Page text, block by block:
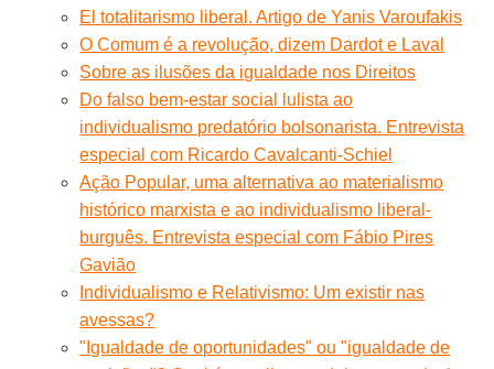
El totalitarismo liberal. Artigo de Yanis Varoufakis
O Comum é a revolução, dizem Dardot e Laval
Sobre as ilusões da igualdade nos Direitos
Do falso bem-estar social lulista ao
individualismo predatório bolsonarista. Entrevista
especial com Ricardo Cavalcanti-Schiel
Ação Popular, uma alternativa ao materialismo
histórico marxista e ao individualismo liberal-
burguês. Entrevista especial com Fábio Pires
Gavião
Individualismo e Relativismo: Um existir nas
avessas?
"Igualdade de oportunidades" ou "igualdade de